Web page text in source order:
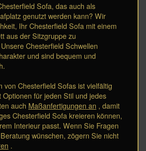
Sofa, das auch als
genutzt werden kann? Wir
Ihr Chesterfield Sofa mit einem
aus der Sitzgruppe zu
Chesterfield Schwellen
und sind bequem und
von Chesterfield Sofas ist vielfältig
Optionen für jeden Stil und jedes
auch Maßanfertigungen an , damit
Chesterfield Sofa kreieren können,
Interieur passt. Wenn Sie Fragen
wünschen, zögern Sie nicht
.